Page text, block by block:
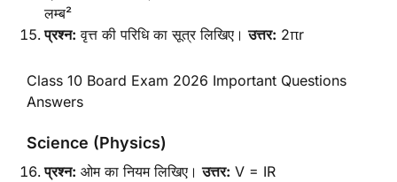
लम्ब²
प्रश्न: वृत्त की परिधि का सूत्र लिखिए।उत्तर: 2πr
Class 10 Board Exam 2026 Important Questions
Answers
Science (Physics)
प्रश्न: ओम का नियम लिखिए।उत्तर: V = IR